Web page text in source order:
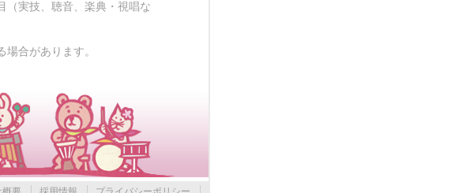
実技、聴音、楽典・視唱な
合があります。